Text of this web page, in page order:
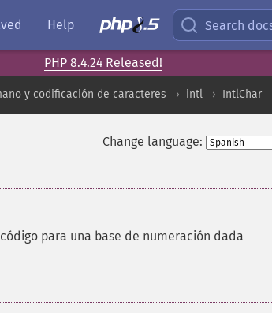
Help Search
PHP 8.4.24 Released!
y codificación de caracteres intl IntlChar
Change language:
para una base de numeración dada